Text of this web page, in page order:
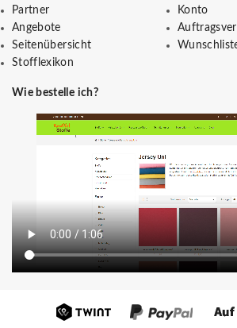
Partner
Angebote
Seitenübersicht
Stofflexikon
Konto
Wie bestelle ich?